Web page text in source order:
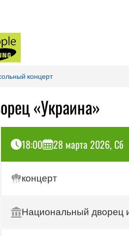
концерт
«Украина»
18:00 28 марта 2026, Сб
концерт
Национальный дворец